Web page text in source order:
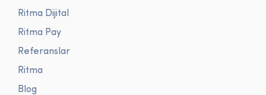
Ritma Dijital
Ritma Pay
Referanslar
Ritma
Blog